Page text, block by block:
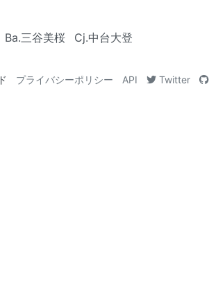
Ba.三谷美桜 Cj.中台大登
プライバシーポリシー API Twitter